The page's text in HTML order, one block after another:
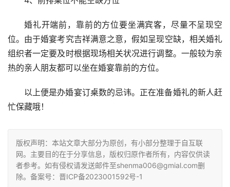
婚礼开端前，靠前的方位要坐满宾客，尽量不呈现空
位。由于婚宴考究吉祥满意之意，假如呈现空缺，相关婚礼
组织者一定要及时根据现场相关状况进行调整。一般较为亲
热的亲人朋友都可以坐在婚宴靠前的方位。
以上便是办婚宴订桌数的忌讳。正在准备婚礼的新人赶
忙保藏哦！
版权声明：本站文章大部分为原创，有小部分整理于自互联
网。主要目的在于分享信息，版权归原作者所有，内容仅供读
者参考。如有侵权请发送邮件至shenma006@gmial.com删
除。备案号：晋ICP备2023001592号-1